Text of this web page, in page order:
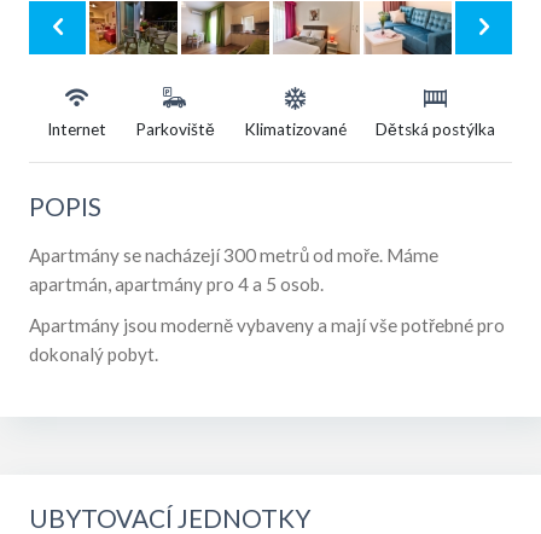
Internet Parkoviště Klimatizované Dětská postýlka
POPIS
Apartmány se nacházejí 300 metrů od moře. Máme
apartmán, apartmány pro 4 a 5 osob.
Apartmány jsou moderně vybaveny a mají vše potřebné pro
dokonalý pobyt.
UBYTOVACÍ JEDNOTKY